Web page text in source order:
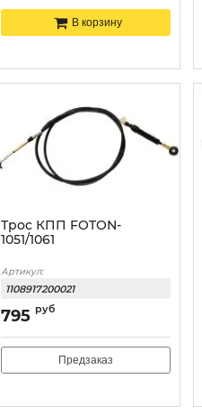
В корзину
Трос КПП FOTON-
1051/1061
Артикул:
1108917200021
795 руб
Предзаказ